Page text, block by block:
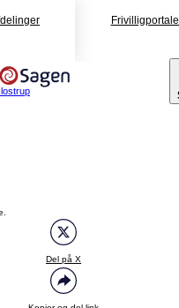
Del på X